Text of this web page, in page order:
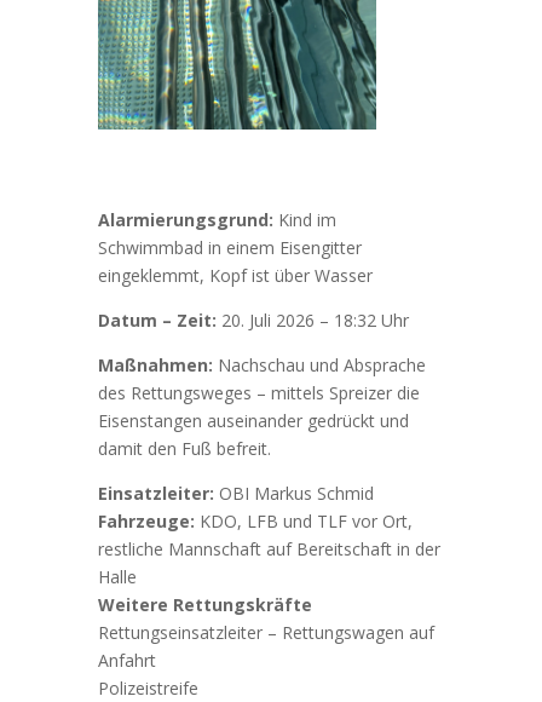
Alarmierungsgrund: Kind im
Schwimmbad in einem Eisengitter
eingeklemmt, Kopf ist über Wasser
Datum – Zeit: 20. Juli 2026 – 18:32 Uhr
Maßnahmen: Nachschau und Absprache
des Rettungsweges – mittels Spreizer die
Eisenstangen auseinander gedrückt und
damit den Fuß befreit.
Einsatzleiter: OBI Markus Schmid
Fahrzeuge: KDO, LFB und TLF vor Ort,
restliche Mannschaft auf Bereitschaft in der
Halle
Weitere Rettungskräfte
Rettungseinsatzleiter – Rettungswagen auf
Anfahrt
Polizeistreife